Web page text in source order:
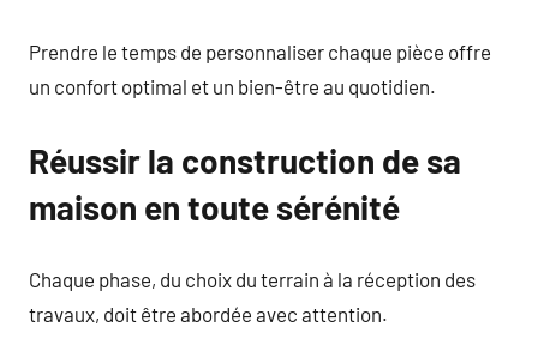
Prendre le temps de personnaliser chaque pièce offre
un confort optimal et un bien-être au quotidien.
Réussir la construction de sa
maison en toute sérénité
Chaque phase, du choix du terrain à la réception des
travaux, doit être abordée avec attention.